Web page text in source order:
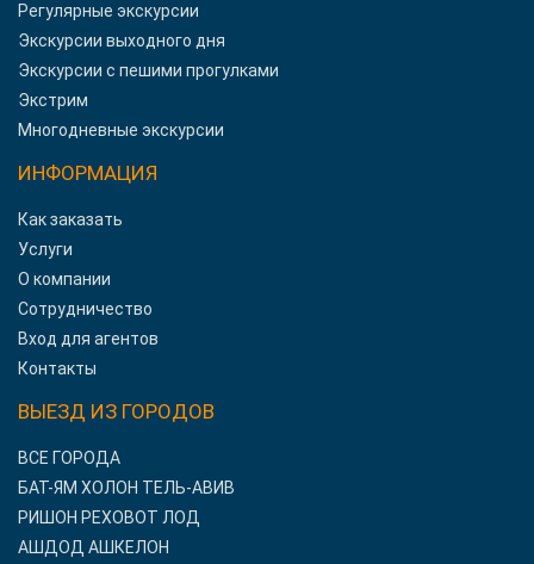
Регулярные экскурсии
Экскурсии выходного дня
Экскурсии с пешими прогулками
Экстрим
Многодневные экскурсии
ИНФОРМАЦИЯ
Как заказать
Услуги
О компании
Сотрудничество
Вход для агентов
Контакты
ВЫЕЗД ИЗ ГОРОДОВ
ВСЕ ГОРОДА
БАТ-ЯМ ХОЛОН ТЕЛЬ-АВИВ
РИШОН РЕХОВОТ ЛОД
АШДОД АШКЕЛОН